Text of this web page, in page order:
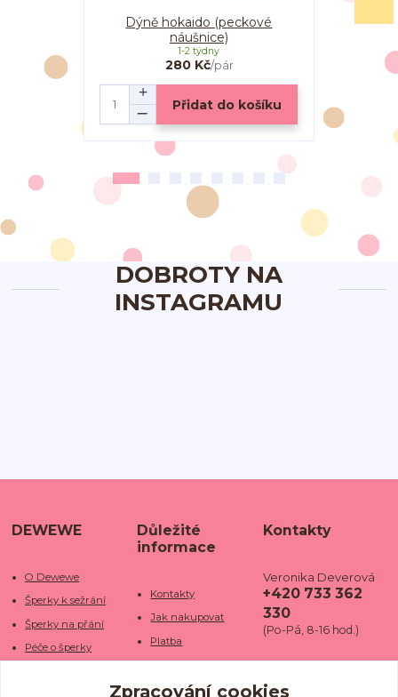
Dýně hokaido (peckové
náušnice)
280 Kč/pár
1-2 týdny
Přidat do košíku
Dýně
DOBROTY NA
INSTAGRAMU
DEWEWE
O Dewewe
Šperky k sežrání
Šperky na přání
Péče o šperky
Důležité
informace
Kontakty
Jak nakupovat
Platba
Doba dodání
Doprava
Kontakty
Veronika Deverová
+420 733 362
330
(Po-Pá, 8-16 hod.)
we.cz
Zpracování cookies